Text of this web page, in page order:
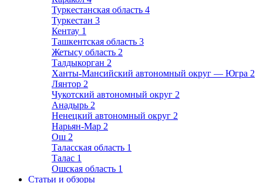
Туркестанская область 4
Туркестан 3
Кентау 1
Ташкентская область 3
Жетысу область 2
Талдыкорган 2
Ханты-Мансийский автономный округ — Югра 2
Лянтор 2
Чукотский автономный округ 2
Анадырь 2
Ненецкий автономный округ 2
Нарьян-Мар 2
Ош 2
Таласская область 1
Талас 1
Ошская область 1
Статьи и обзоры